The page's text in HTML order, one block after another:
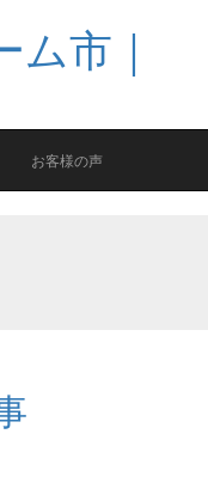
お客様の声